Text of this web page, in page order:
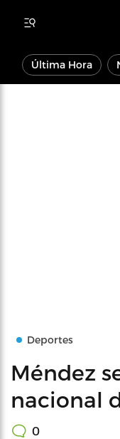
Última Hora
Deportes
Méndez
nacional
0